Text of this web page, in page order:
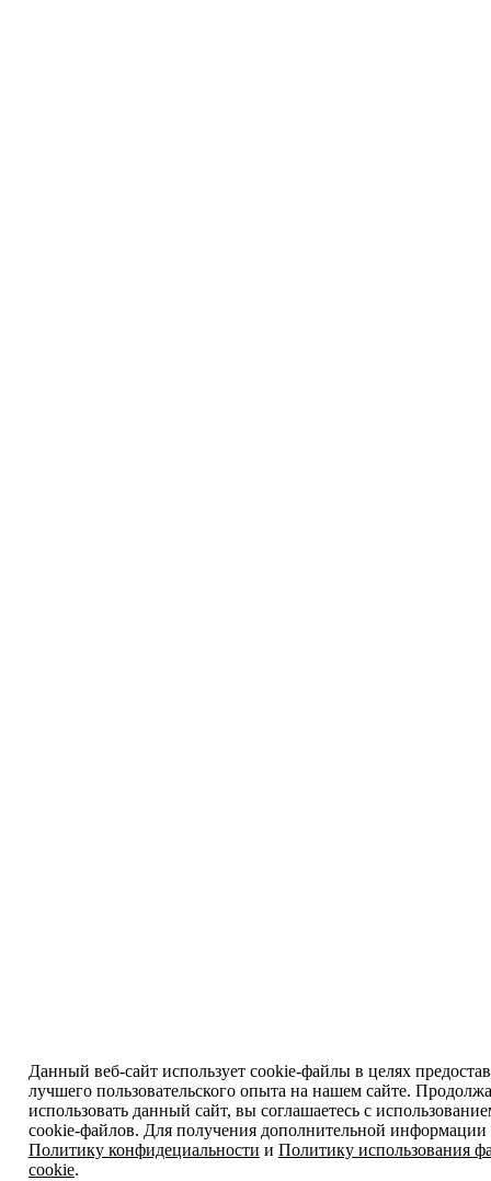
Данный веб-сайт использует cookie-файлы в целях
лучшего пользовательского опыта на нашем сайте.
использовать данный сайт, вы соглашаетесь с
cookie-файлов. Для получения дополнительной информации
Политику конфидециальности и Политику использования
cookie.